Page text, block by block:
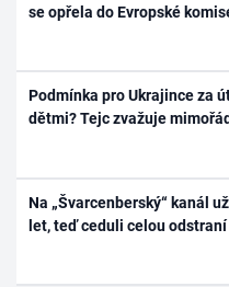
se opřela do Evropské
Podmínka pro Ukrajince za
dětmi? Tejc zvažuje
Na „Švarcenberský“ kanál
let, teď ceduli celou odstraní